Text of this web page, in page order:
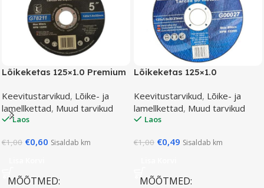
Lõikeketas 125×1.0 Premium
Keevitustarvikud, Lõike- ja
lamellkettad, Muud tarvikud
Laos
€1,00 €0,60 Sisaldab km
MÕÕTMED
Lõikeketas 125×1.0
Keevitustarvikud, Lõike- ja
lamellkettad, Muud tarvikud
Laos
€1,00 €0,49 Sisaldab km
MÕÕTMED